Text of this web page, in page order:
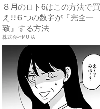
８月のロト6はこの方法で買
え!!６つの数字が『完全一
致』する方法
株式会社MURA